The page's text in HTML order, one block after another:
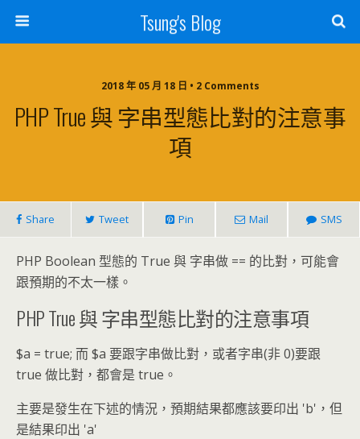
Tsung's Blog
2018 年 05 月 18 日 • 2 Comments
PHP True 與 字串型態比對的注意事
項
Share Tweet Pin Mail SMS
PHP Boolean 型態的 True 與 字串做 == 的比對，可能會
跟預期的不太一樣。
PHP True 與 字串型態比對的注意事項
$a = true; 而 $a 要跟字串做比對，或者字串(非 0)要跟
true 做比對，都會是 true。
主要是發生在下述的情況，預期結果都應該要印出 'b'，但
是結果印出 'a'